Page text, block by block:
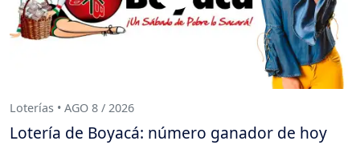
Loterías • AGO 8 / 2026
Lotería de Boyacá: número ganador de hoy